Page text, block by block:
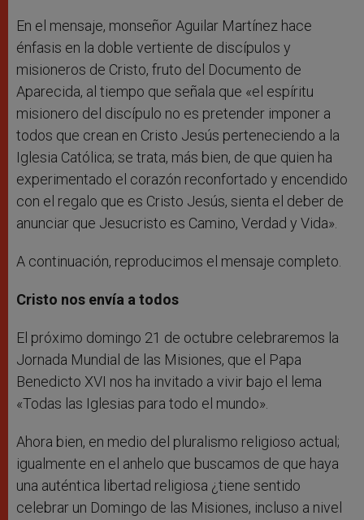
En el mensaje, monseñor Aguilar Martínez hace
énfasis en la doble vertiente de discípulos y
misioneros de Cristo, fruto del Documento de
Aparecida, al tiempo que señala que «el espíritu
misionero del discípulo no es pretender imponer a
todos que crean en Cristo Jesús perteneciendo a la
Iglesia Católica; se trata, más bien, de que quien ha
experimentado el corazón reconfortado y encendido
con el regalo que es Cristo Jesús, sienta el deber de
anunciar que Jesucristo es Camino, Verdad y Vida».
A continuación, reproducimos el mensaje completo.
Cristo nos envía a todos
El próximo domingo 21 de octubre celebraremos la
Jornada Mundial de las Misiones, que el Papa
Benedicto XVI nos ha invitado a vivir bajo el lema
«Todas las Iglesias para todo el mundo».
Ahora bien, en medio del pluralismo religioso actual;
igualmente en el anhelo que buscamos de que haya
una auténtica libertad religiosa ¿tiene sentido
celebrar un Domingo de las Misiones, incluso a nivel